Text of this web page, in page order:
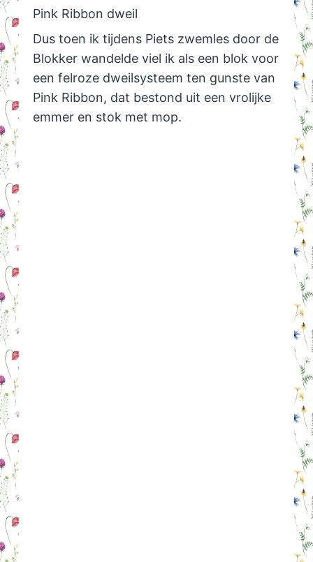
Pink Ribbon dweil
Dus toen ik tijdens Piets zwemles door de
Blokker wandelde viel ik als een blok voor
een felroze dweilsysteem ten gunste van
Pink Ribbon, dat bestond uit een vrolijke
emmer en stok met mop.